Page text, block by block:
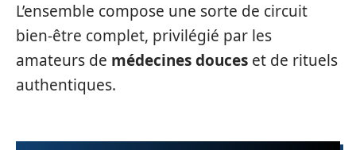
L’ensemble compose une sorte de circuit
bien-être complet, privilégié par les
amateurs de médecines douces et de rituels
authentiques.